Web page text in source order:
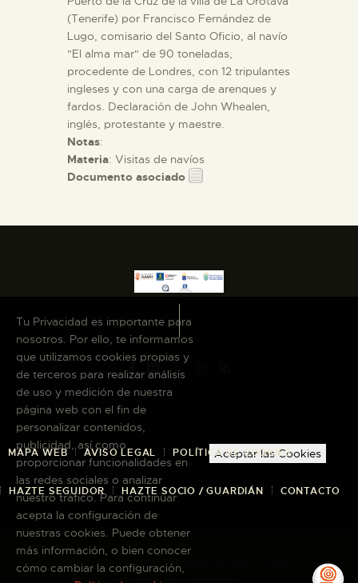
(Tenerife) por Francisco Fernández de
Lugo, comisario del Santo Oficio, al navío
"El alma mar" de 90 toneladas,
procedente de Londres, con 12 tripulantes
ingleses y con una carga de arenques y
fardos. Declaración de John Whealen,
inglés, protestante y maestre.
Notas:
Materia: Visitas de navíos
Documento asociado
MAPA WEB AVISO LEGAL POLÍTICA DE COOKIES
HAZTE SEGUIDOR HAZTE SOCIO / GUARDIÁN CONTACTO
Copyright © 2026 El Museo Canario · Todos
los derechos reservados
Tu Privacidad es importante para
nosotros. Por ello, te informamos
que utilizamos cookies propias y
de terceros para realizar análisis
de uso y medición de nuestra
página web con el fin de
personalizar contenidos,
publicidad, así como
proporcionar funcionalidades en
las redes sociales o analizar
nuestro tráfico. Para continuar
acepta la configuración de
nuestras cookies. Puede obtener
más información, o bien conocer
cómo cambiar la configuración,
Aceptar las Cookies